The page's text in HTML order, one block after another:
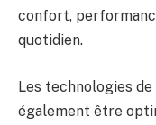
confort,
quotidien.
Les technologies
également être